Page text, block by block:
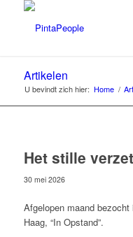
Artikelen
U bevindt zich hier: Home /
Het stille verzet
30 mei 2026
Afgelopen maand
Haag, “In Opstand”.